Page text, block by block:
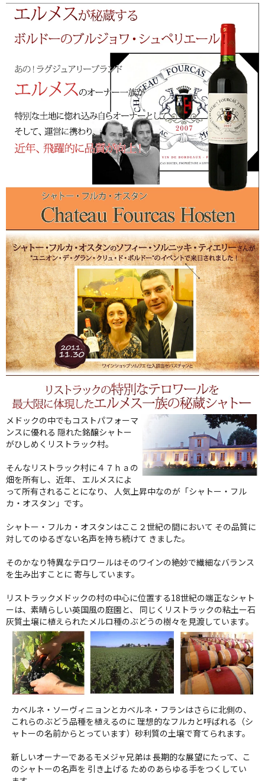
メドックの中でもコストパフォーマ
ンスに優れる 隠れた銘醸シャトー
がひしめくリストラック村。
そんなリストラック村に４７ｈａの
畑を所有し、近年、 エルメスによ
って所有されることになり、 人気上昇中なのが「シャトー・フル
カ・オスタン」です。
シャトー・フルカ・オスタンはここ２世紀の間において その品質に
対してのゆるぎない名声を持ち続けて きました。
そのかなり特異なテロワールはそのワインの絶妙で繊細なバランス
を生み出すことに 寄与しています。
リストラックメドックの村の中心に位置する18世紀の端正なシャト
ーは、素晴らしい英国風の庭園と、 同じくリストラックの粘土ー石
灰質土壌に植えられたメルロ種のぶどうの樹々を見渡しています。
カベルネ・ソーヴィニョンとカベルネ・フランはさらに北側の、
これらのぶどう品種を植えるのに 理想的なフルカと呼ばれる（シ
ャトーの名前からとっています）砂利質の土壌で育てられます。
新しいオーナーであるモメジャ兄弟は 長期的な展望にたって、こ
のシャトーの名声を 引き上げる ためのあらゆる手をつくしてい